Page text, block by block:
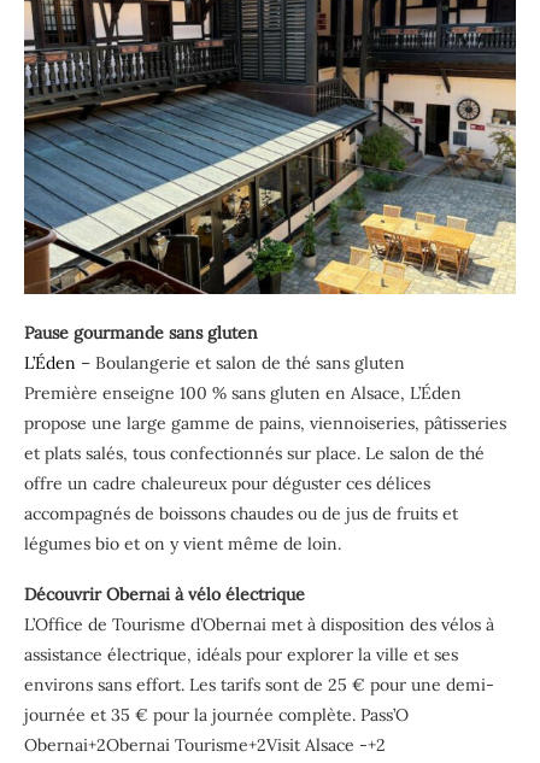
Pause gourmande sans gluten
L’Éden – Boulangerie et salon de thé sans gluten
Première enseigne 100 % sans gluten en Alsace, L’Éden
propose une large gamme de pains, viennoiseries, pâtisseries
et plats salés, tous confectionnés sur place. Le salon de thé
offre un cadre chaleureux pour déguster ces délices
accompagnés de boissons chaudes ou de jus de fruits et
légumes bio et on y vient même de loin.
Découvrir Obernai à vélo électrique
L’Office de Tourisme d’Obernai met à disposition des vélos à
assistance électrique, idéals pour explorer la ville et ses
environs sans effort. Les tarifs sont de 25 € pour une demi-
journée et 35 € pour la journée complète. Pass’O
Obernai+2Obernai Tourisme+2Visit Alsace -+2